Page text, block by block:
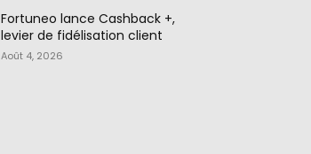
Fortuneo lance Cashback +,
levier de fidélisation client
Août 4, 2026